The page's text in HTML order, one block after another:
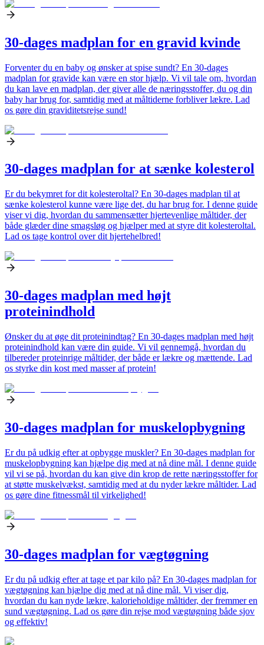
30-dages madplan for en gravid kvinde
Forventer du en baby og ønsker at spise sundt? En 30-dages
madplan for gravide kan være en stor hjælp. Vi vil tale om, hvordan
du kan lave en madplan, der giver alle de næringsstoffer, du og din
baby har brug for, samtidig med at måltiderne forbliver lækre. Lad
os gøre din graviditetsrejse sund!
30-dages madplan for at sænke kolesterol
Er du bekymret for dit kolesteroltal? En 30-dages madplan til at
sænke kolesterol kunne være lige det, du har brug for. I denne guide
viser vi dig, hvordan du sammensætter hjertevenlige måltider, der
både glæder dine smagsløg og hjælper med at styre dit kolesteroltal.
Lad os tage kontrol over dit hjertehelbred!
30-dages madplan med højt
proteinindhold
Ønsker du at øge dit proteinindtag? En 30-dages madplan med højt
proteinindhold kan være din guide. Vi vil gennemgå, hvordan du
tilbereder proteinrige måltider, der både er lækre og mættende. Lad
os styrke din kost med masser af protein!
30-dages madplan for muskelopbygning
Er du på udkig efter at opbygge muskler? En 30-dages madplan for
muskelopbygning kan hjælpe dig med at nå dine mål. I denne guide
vil vi se på, hvordan du kan give din krop de rette næringsstoffer for
at støtte muskelvækst, samtidig med at du nyder lækre måltider. Lad
os gøre dine fitnessmål til virkelighed!
30-dages madplan for vægtøgning
Er du på udkig efter at tage et par kilo på? En 30-dages madplan for
vægtøgning kan hjælpe dig med at nå dine mål. Vi viser dig,
hvordan du kan nyde lækre, kalorieholdige måltider, der fremmer en
sund vægtøgning. Lad os gøre din rejse mod vægtøgning både sjov
og effektiv!